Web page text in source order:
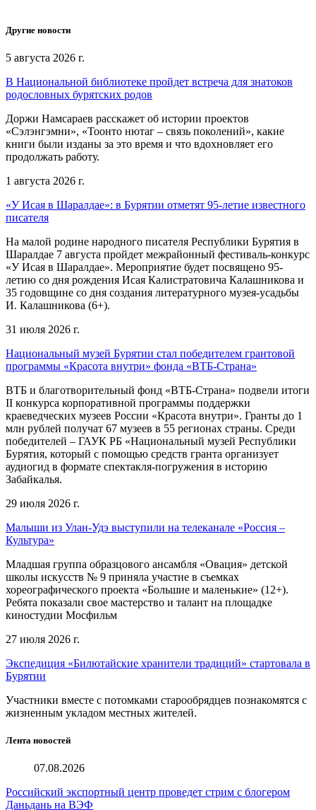
Другие новости
5 августа 2026 г.
В Национальной библиотеке пройдет встреча для знатоков
родословных бурятских родов
Доржи Намсараев расскажет об истории проектов
«Сэлэнгэмни», «Тоонто нютаг – связь поколений», какие
книги были изданы за это время и что вдохновляет его
продолжать работу.
1 августа 2026 г.
«У Исая в Шаралдае»: в Бурятии отметят 95-летие известного
писателя
На малой родине народного писателя Республики Бурятия в
Шаралдае 7 августа пройдет межрайонный фестиваль-конкурс
«У Исая в Шаралдае». Мероприятие будет посвящено 95-
летию со дня рождения Исая Калистратовича Калашникова и
35 годовщине со дня создания литературного музея-усадьбы
И. Калашникова (6+).
31 июля 2026 г.
Национальный музей Бурятии стал победителем грантовой
программы «Красота внутри» фонда «ВТБ-Страна»
ВТБ и благотворительный фонд «ВТБ-Страна» подвели итоги
II конкурса корпоративной программы поддержки
краеведческих музеев России «Красота внутри». Гранты до 1
млн рублей получат 67 музеев в 55 регионах страны. Среди
победителей – ГАУК РБ «Национальный музей Республики
Бурятия, который с помощью средств гранта организует
аудиогид в формате спектакля-погружения в историю
Забайкалья.
29 июля 2026 г.
Малыши из Улан-Удэ выступили на телеканале «Россия –
Культура»
Младшая группа образцового ансамбля «Овация» детской
школы искусств № 9 приняла участие в съемках
хореографического проекта «Большие и маленькие» (12+).
Ребята показали свое мастерство и талант на площадке
киностудии Мосфильм
27 июля 2026 г.
Экспедиция «Билютайские хранители традиций» стартовала в
Бурятии
Участники вместе с потомками старообрядцев познакомятся с
жизненным укладом местных жителей.
Лента новостей
07.08.2026
Российский экспортный центр проведет стрим с блогером
Даньдань на ВЭФ